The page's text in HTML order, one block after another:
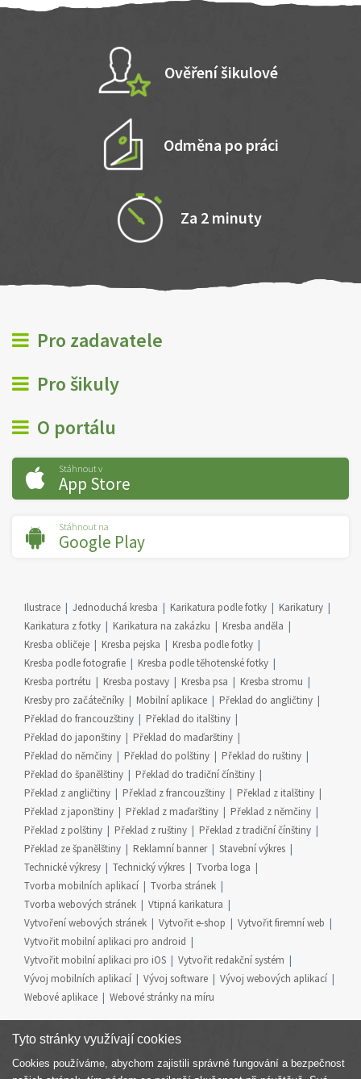
Ověření šikulové
Odměna po práci
Za 2 minuty
Pro zadavatele
Pro šikuly
O portálu
Stáhnout v
App Store
Stáhnout na
Google Play
Ilustrace Jednoduchá kresba Karikatura podle fotky
Karikatury
Karikatura z fotky
Karikatura na zakázku
Kresba anděla
Kresba obličeje
Kresba pejska
Kresba podle fotky
Kresba podle fotografie
Kresba podle těhotenské fotky
Kresba portrétu
Kresba postavy Kresba psa
Kresba stromu
Kresby pro začátečníky
Mobilní aplikace
Překlad do angličtiny
Překlad do francouzštiny
Překlad do italštiny
Překlad do japonštiny
Překlad do maďarštiny
Překlad do němčiny
Překlad do polštiny
Překlad do ruštiny
Překlad do španělštiny
Překlad do tradiční čínštiny
Překlad z angličtiny
Překlad z francouzštiny
Překlad z italštiny
Překlad z japonštiny
Překlad z maďarštiny
Překlad z němčiny
Překlad z polštiny
Překlad z ruštiny
Překlad z tradiční čínštiny
Překlad ze španělštiny
Reklamní banner
Stavební výkres
Technické výkresy
Technický výkres
Tvorba loga
Tvorba mobilních aplikací
Tvorba stránek
Tvorba webových stránek
Vtipná karikatura
Vytvoření webových stránek
Vytvořit e-shop
Vytvořit firemní web
Vytvořit mobilní aplikaci pro android
Vytvořit mobilní aplikaci pro iOS
Vytvořit redakční systém
Vývoj mobilních aplikací
Vývoj software
Vývoj webových aplikací
Webové aplikace
Webové stránky na míru
Tyto stránky využívají cookies
Cookies používáme, abychom zajistili správné fungování a bezpečnost